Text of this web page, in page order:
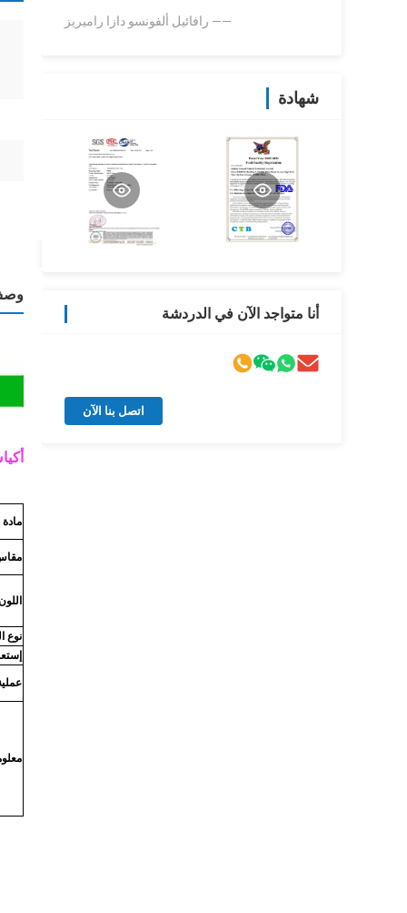
—— رافائيل ألفونسو دازا راميريز
شهادة
أنا متواجد الآن في الدردشة
اتصل بنا الآن
مادة
نوع